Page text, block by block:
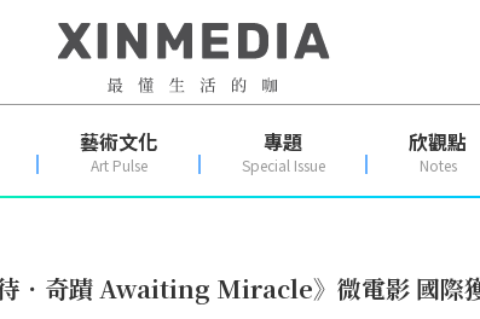
藝術文化
Art Pulse
專題
Special Issue
欣觀點
Notes
．奇蹟 Awaiting Miracle》微電影 國際